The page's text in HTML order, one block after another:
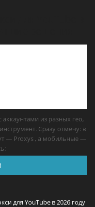
из разных гео,
Сразу отмечу: в
— Proxys , а мобильные —
для YouTube в 2026 году